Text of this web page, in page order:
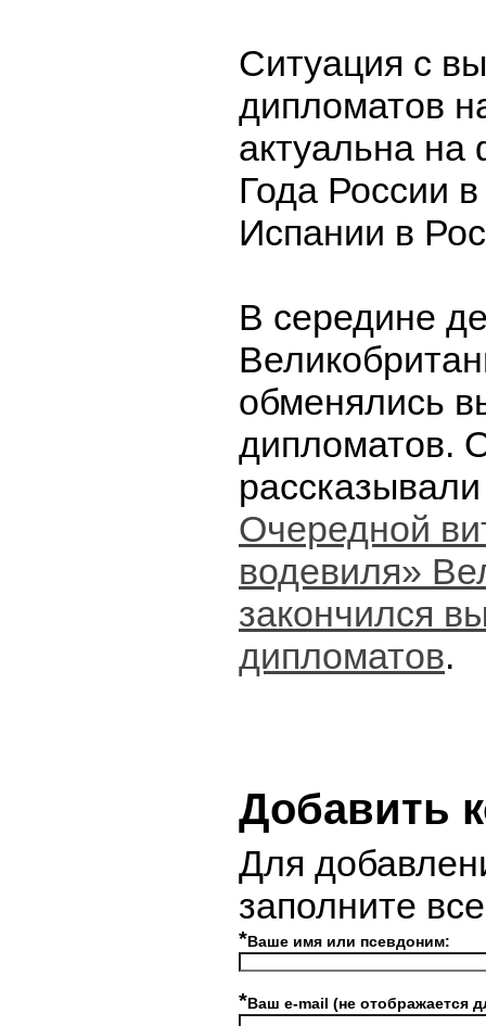
Ситуация с
дипломатов
актуальна
Года России
Испании в
В середине
обменялись
дипломатов.
Очередной
водевиля»
закончился
дипломатов.
Добавить
Для
заполните
*Ваше имя или псевдоним:
*Ваш e-mail (не отображается